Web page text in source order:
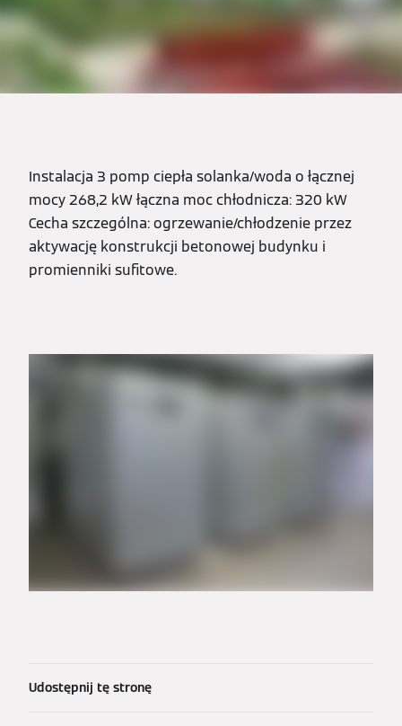
Instalacja 3 pomp ciepła solanka/woda o łącznej
mocy 268,2 kW łączna moc chłodnicza: 320 kW
Cecha szczególna: ogrzewanie/chłodzenie przez
aktywację konstrukcji betonowej budynku i
promienniki sufitowe.
Udostępnij tę stronę